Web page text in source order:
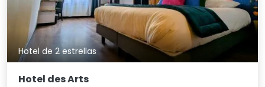
Hotel de 2 estrellas
Hotel des Arts